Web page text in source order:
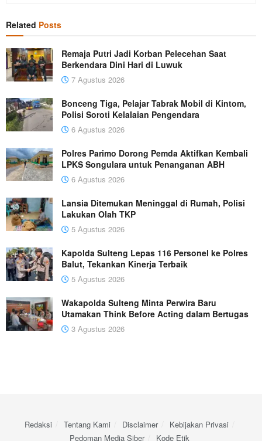
Related Posts
Remaja Putri Jadi Korban Pelecehan Saat
Berkendara Dini Hari di Luwuk
7 Agustus 2026
Bonceng Tiga, Pelajar Tabrak Mobil di Kintom,
Polisi Soroti Kelalaian Pengendara
6 Agustus 2026
Polres Parimo Dorong Pemda Aktifkan Kembali
LPKS Songulara untuk Penanganan ABH
6 Agustus 2026
Lansia Ditemukan Meninggal di Rumah, Polisi
Lakukan Olah TKP
5 Agustus 2026
Kapolda Sulteng Lepas 116 Personel ke Polres
Balut, Tekankan Kinerja Terbaik
5 Agustus 2026
Wakapolda Sulteng Minta Perwira Baru
Utamakan Think Before Acting dalam Bertugas
3 Agustus 2026
Redaksi Tentang Kami Disclaimer
Kebijakan Privasi
Pedoman Media Siber
Kode Etik